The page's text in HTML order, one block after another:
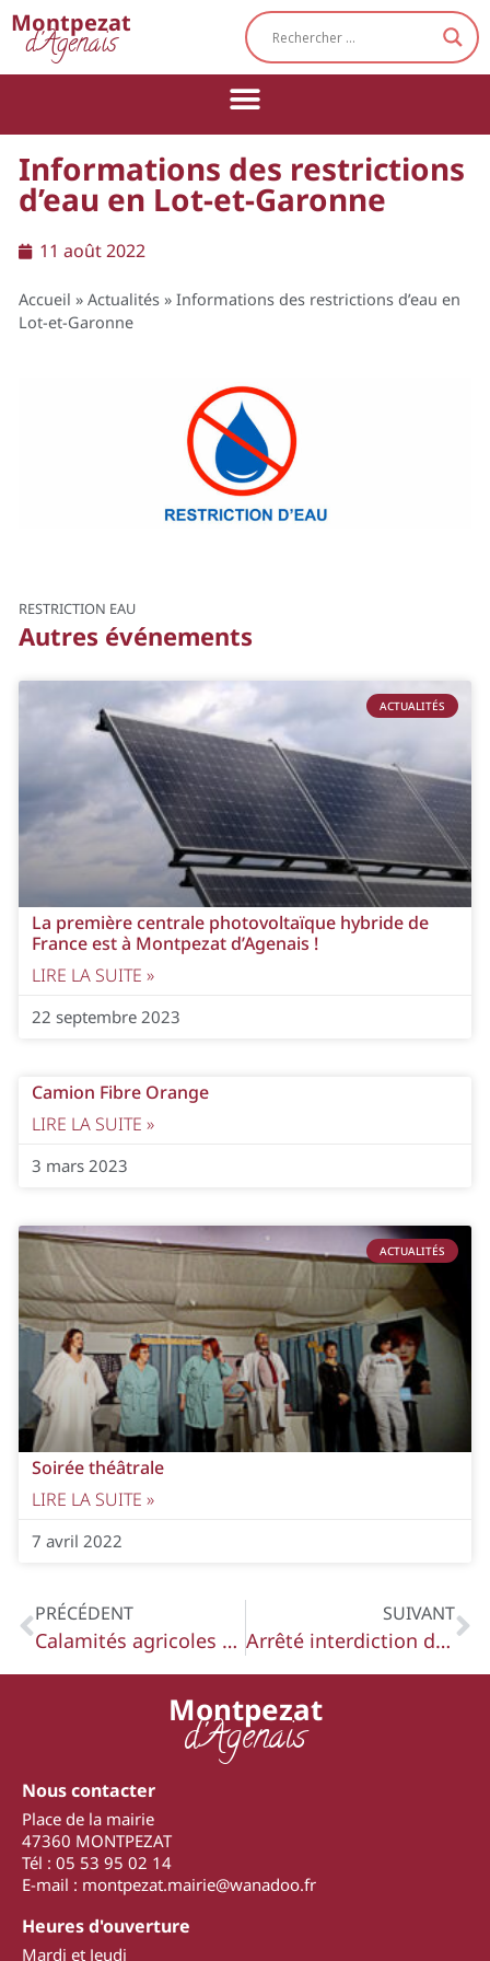
Montpezat
d'Agenais
Informations des restrictions
d’eau en Lot-et-Garonne
11 août 2022
Accueil » Actualités » Informations des restrictions d’eau en
Lot-et-Garonne
RESTRICTION EAU
Autres événements
ACTUALITÉS
La première centrale photovoltaïque hybride de
France est à Montpezat d’Agenais !
LIRE LA SUITE »
22 septembre 2023
Camion Fibre Orange
LIRE LA SUITE »
3 mars 2023
ACTUALITÉS
Soirée théâtrale
LIRE LA SUITE »
7 avril 2022
PRÉCÉDENT
Calamités agricoles 2020-2021
SUIVANT
Arrêté interdiction des feux d’artifice
Montpezat
d'Agenais
Nous contacter
Place de la mairie
47360 MONTPEZAT
Tél : 05 53 95 02 14
E-mail : montpezat.mairie@wanadoo.fr
Heures d'ouverture
Mardi et Jeudi
Cookies management panel